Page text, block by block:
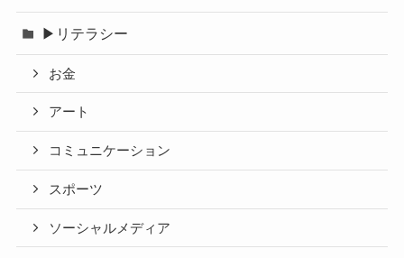
▶リテラシー
お金
アート
コミュニケーション
スポーツ
ソーシャルメディア